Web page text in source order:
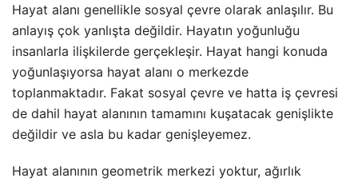
Hayat alanı genellikle sosyal çevre olarak anlaşılır. Bu
anlayış çok yanlışta değildir. Hayatın yoğunluğu
insanlarla ilişkilerde gerçekleşir. Hayat hangi konuda
yoğunlaşıyorsa hayat alanı o merkezde
toplanmaktadır. Fakat sosyal çevre ve hatta iş çevresi
de dahil hayat alanının tamamını kuşatacak genişlikte
değildir ve asla bu kadar genişleyemez.
Hayat alanının geometrik merkezi yoktur, ağırlık